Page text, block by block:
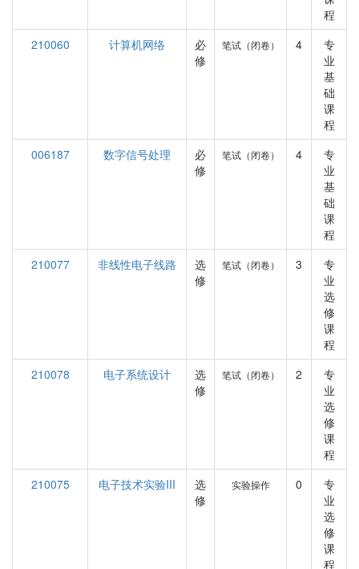
程
210060
计算机网络
必
修
笔试（闭卷） 4
专
业
基
础
课
程
006187
数字信号处理
必
修
笔试（闭卷） 4
专
业
基
础
课
程
210077
非线性电子线路
选
修
笔试（闭卷） 3
专
业
选
修
课
程
210078
电子系统设计
选
修
笔试（闭卷） 2
专
业
选
修
课
程
210075
电子技术实验III
选
修
实验操作 0
专
业
选
修
课
程